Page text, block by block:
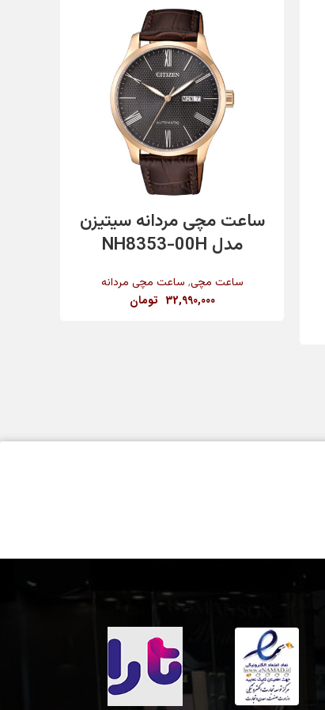
افزودن به سبد خرید
ساعت مچی مردانه سیتیزن
مدل NH8353-00H
ساعت مچی, ساعت مچی مردانه
32,990,000 تومان